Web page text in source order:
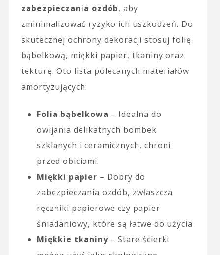
zabezpieczania ozdób, aby
zminimalizować ryzyko ich uszkodzeń. Do
skutecznej ochrony dekoracji stosuj folię
bąbelkową, miękki papier, tkaniny oraz
tekturę. Oto lista polecanych materiałów
amortyzujących:
Folia bąbelkowa – Idealna do
owijania delikatnych bombek
szklanych i ceramicznych, chroni
przed obiciami.
Miękki papier – Dobry do
zabezpieczania ozdób, zwłaszcza
ręczniki papierowe czy papier
śniadaniowy, które są łatwe do użycia.
Miękkie tkaniny– Stare ścierki